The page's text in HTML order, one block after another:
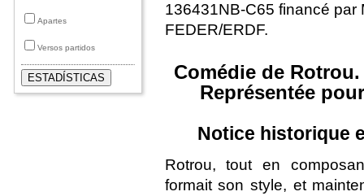
Apartes
Versos partidos
136431NB-C65 financé par
FEDER/ERDF.
Comédie de
Représentée
Notice historique
Rotrou, tout en
formait son style, et